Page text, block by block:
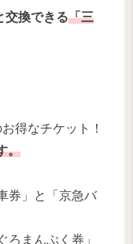
交換できる「三
得なチケット！
。
券」と「京急バ
ろまんぷく券」